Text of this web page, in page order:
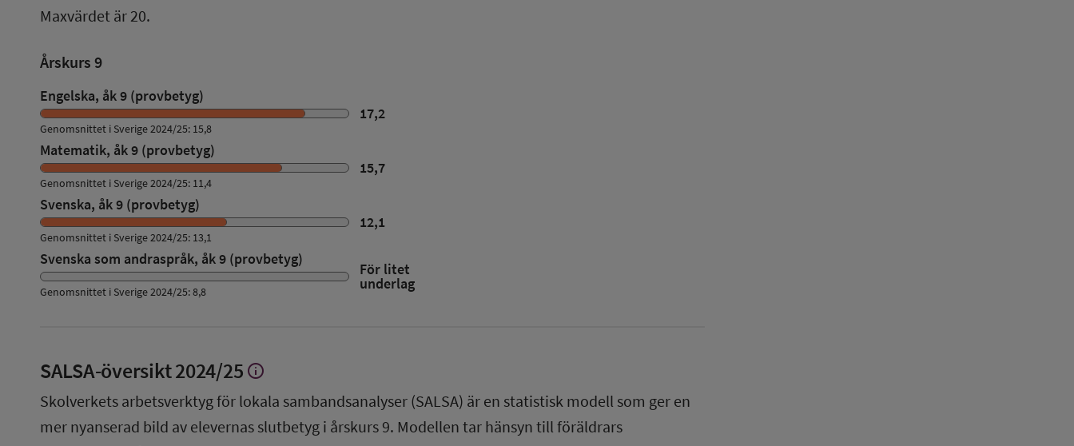
Maxvärdet är 20.
Årskurs 9
Engelska, åk 9 (provbetyg)
17,2
Genomsnittet i Sverige 2024/25: 15,8
Matematik, åk 9 (provbetyg)
15,7
Genomsnittet i Sverige 2024/25: 11,4
Svenska, åk 9 (provbetyg)
12,1
Genomsnittet i Sverige 2024/25: 13,1
Svenska som andraspråk, åk 9 (provbetyg)
För litet
underlag
Genomsnittet i Sverige 2024/25: 8,8
SALSA-översikt2024/25 Visa
om
SALSA-
översikt
info
Skolverkets arbetsverktyg för lokala sambandsanalyser (SALSA) är en statistisk modell som ger en
mer nyanserad bild av elevernas slutbetyg i årskurs 9. Modellen tar hänsyn till föräldrars